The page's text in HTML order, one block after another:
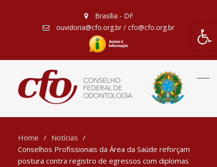
Barra
Brasília - DF
ouvidoria@cfo.org.br / cfo@cfo.org.br
Home
Notícias
Conselhos Profissionais da Área da Saúde reforçam
postura contra registro de egressos com diplomas